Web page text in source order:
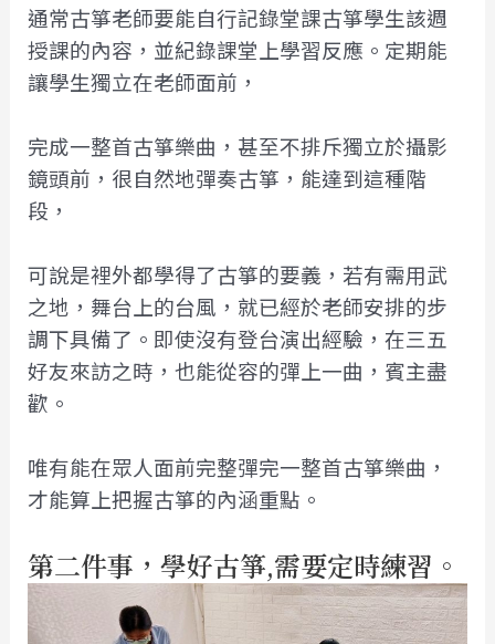
通常古箏老師要能自行記錄堂課古箏學生該週
授課的內容，並紀錄課堂上學習反應。定期能
讓學生獨立在老師面前，
完成一整首古箏樂曲，甚至不排斥獨立於攝影
鏡頭前，很自然地彈奏古箏，能達到這種階
段，
可說是裡外都學得了古箏的要義，若有需用武
之地，舞台上的台風，就已經於老師安排的步
調下具備了。即使沒有登台演出經驗，在三五
好友來訪之時，也能從容的彈上一曲，賓主盡
歡。
唯有能在眾人面前完整彈完一整首古箏樂曲，
才能算上把握古箏的內涵重點。
第二件事 ，學好古箏,需要定時練習。